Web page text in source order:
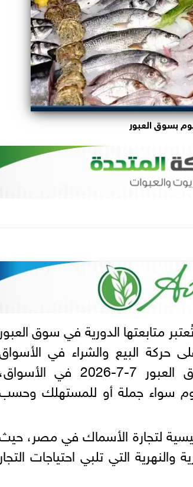
بسوق العبور
متابعتها الدورية في سوق العبور
حركة البيع والشراء في
المحلية، وتشهد اليوم الثلاثاء بسوق العبور 7-7-2026 في الأسواق،
سواء جملة أو للمستهلك
لتجارة الأسماك في مصر،
التي تلبي احتياجات التجار